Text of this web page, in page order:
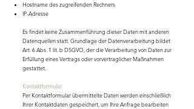
Hostname des zugreifenden Rechners
IP-Adresse
Es findet keine Zusammenführung dieser Daten mit anderen
Datenquellen statt. Grundlage der Datenverarbeitung bildet
Art. 6 Abs. 1 lit. b DSGVO, der die Verarbeitung von Daten zur
Erfüllung eines Vertrags oder vorvertraglicher Maßnahmen
gestattet.
Kontaktformular
Per Kontaktformular übermittelte Daten werden einschließlich
Ihrer Kontaktdaten gespeichert, um Ihre Anfrage bearbeiten